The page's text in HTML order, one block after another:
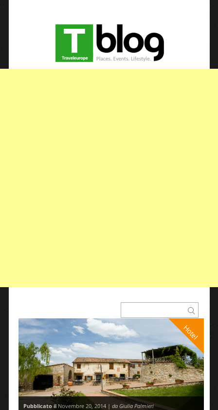
Hotel
Pubblicato ilNovembre 20, 2014 | da Giulia Palmieri